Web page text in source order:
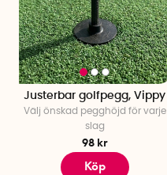
Justerbar golfpegg, Vippy
Välj önskad pegghöjd för varje
slag
98 kr
Köp